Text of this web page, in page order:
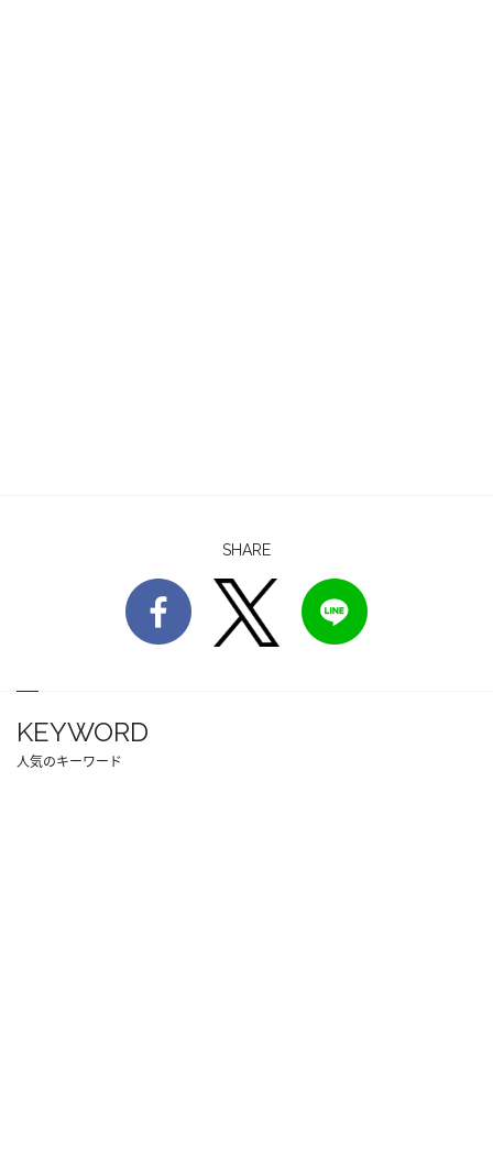
SHARE
KEYWORD
人気のキーワード